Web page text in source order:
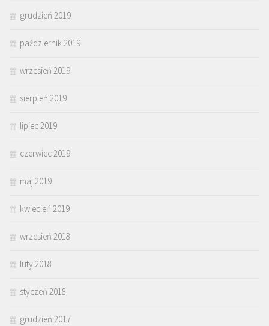
grudzień 2019
październik 2019
wrzesień 2019
sierpień 2019
lipiec 2019
czerwiec 2019
maj 2019
kwiecień 2019
wrzesień 2018
luty 2018
styczeń 2018
grudzień 2017